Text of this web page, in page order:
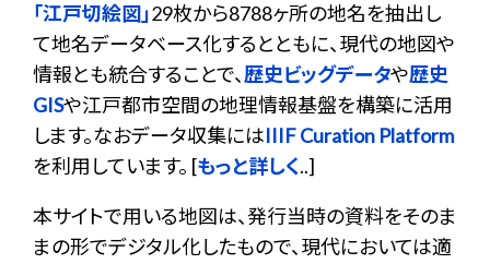
「江戸切絵図」29枚から8788ヶ所の地名を抽出し
て地名データベース化するとともに、現代の地図や
情報とも統合することで、歴史ビッグデータや歴史
GISや江戸都市空間の地理情報基盤を構築に活用
します。なおデータ収集にはIIIF Curation Platform
を利用しています。 [もっと詳しく..]
本サイトで用いる地図は、発行当時の資料をそのま
まの形でデジタル化したもので、現代においては適